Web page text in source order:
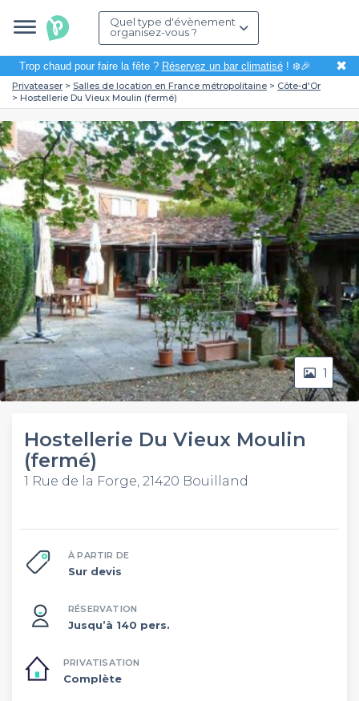
Quel type d'évènement
organisez-vous ?
Trop chaud pour faire la fête ? Réservez un bar climatisé! ❄️🎉 ✖
Privateaser Salles de location en France métropolitaine
Côte-d'Or
Hostellerie Du Vieux Moulin (fermé)
1
Hostellerie Du Vieux Moulin
(fermé)
1 Rue de la Forge, 21420 Bouilland
À PARTIR DE
Sur devis
RÉSERVATION
Jusqu’à 140 pers.
PRIVATISATION
Complète